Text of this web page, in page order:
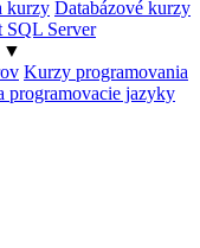
kurzy Databázové kurzy
Server
▼
Kurzy programovania
programovacie jazyky